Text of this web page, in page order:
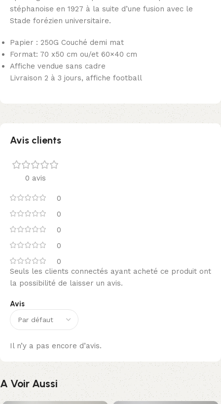
stéphanoise en 1927 à la suite d’une fusion avec le
Stade forézien universitaire.
Papier : 250G Couché demi mat
Format: 70 x50 cm ou/et 60×40 cm
Affiche vendue sans cadre
Livraison 2 à 3 jours, affiche football
Avis clients
0 avis
0
0
0
0
0
Avis
Il n’y a pas encore d’avis.
Seuls les clients connectés ayant acheté ce produit ont
la possibilité de laisser un avis.
A Voir Aussi